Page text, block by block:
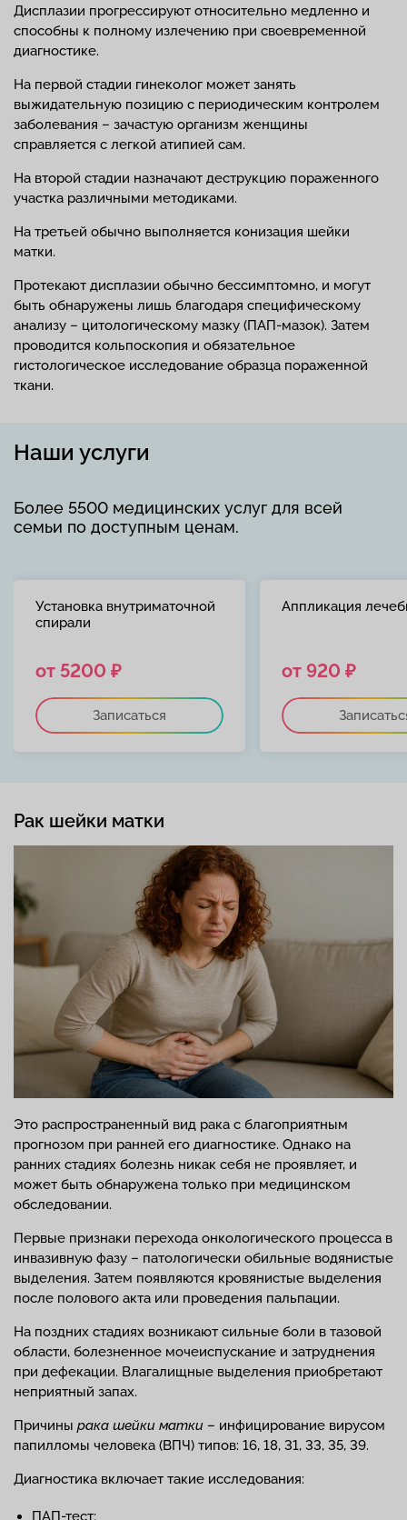
Дисплазии прогрессируют относительно медленно и
способны к полному излечению при своевременной
диагностике.
На первой стадии гинеколог может занять
выжидательную позицию с периодическим контролем
заболевания – зачастую организм женщины
справляется с легкой атипией сам.
На второй стадии назначают деструкцию пораженного
участка различными методиками.
На третьей обычно выполняется конизация шейки
матки.
Протекают дисплазии обычно бессимптомно, и могут
быть обнаружены лишь благодаря специфическому
анализу – цитологическому мазку (ПАП-мазок). Затем
проводится кольпоскопия и обязательное
гистологическое исследование образца пораженной
ткани.
Наши услуги
Более 5500 медицинских услуг для всей
семьи по доступным ценам.
Установка внутриматочной
спирали
от 5200 ₽
Записаться
Аппликация
от 920 ₽
Рак шейки матки
Это распространенный вид рака с благоприятным
прогнозом при ранней его диагностике. Однако на
ранних стадиях болезнь никак себя не проявляет, и
может быть обнаружена только при медицинском
обследовании.
Первые признаки перехода онкологического процесса в
инвазивную фазу – патологически обильные водянистые
выделения. Затем появляются кровянистые выделения
после полового акта или проведения пальпации.
На поздних стадиях возникают сильные боли в тазовой
области, болезненное мочеиспускание и затруднения
при дефекации. Влагалищные выделения приобретают
неприятный запах.
Причины рака шейки матки – инфицирование вирусом
папилломы человека (ВПЧ) типов: 16, 18, 31, 33, 35, 39.
Диагностика включает такие исследования:
ПАП-тест;